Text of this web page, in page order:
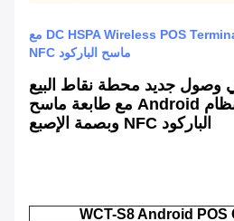
DC HSPA Wireless POS Terminal EDGE GPRS 4 PSAM مع
ماسح الباركود NFC
الذكي وصول جديد محطة نقاط البيع
اللاسلكية المحمولة بنظام Android مع طابعة ماسح
الباركود NFC وبصمة الإصبع
WCT-S8 Android